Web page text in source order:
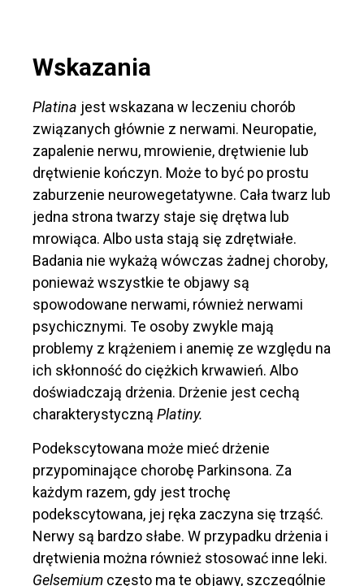
Wskazania
Platina jest wskazana w leczeniu chorób
związanych głównie z nerwami. Neuropatie,
zapalenie nerwu, mrowienie, drętwienie lub
drętwienie kończyn. Może to być po prostu
zaburzenie neurowegetatywne. Cała twarz lub
jedna strona twarzy staje się drętwa lub
mrowiąca. Albo usta stają się zdrętwiałe.
Badania nie wykażą wówczas żadnej choroby,
ponieważ wszystkie te objawy są
spowodowane nerwami, również nerwami
psychicznymi. Te osoby zwykle mają
problemy z krążeniem i anemię ze względu na
ich skłonność do ciężkich krwawień. Albo
doświadczają drżenia. Drżenie jest cechą
charakterystyczną Platiny.
Podekscytowana może mieć drżenie
przypominające chorobę Parkinsona. Za
każdym razem, gdy jest trochę
podekscytowana, jej ręka zaczyna się trząść.
Nerwy są bardzo słabe. W przypadku drżenia i
drętwienia można również stosować inne leki.
Gelsemium często ma te objawy, szczególnie